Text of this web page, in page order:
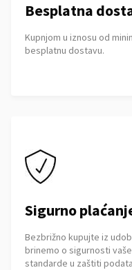
Besplatna
Kupnjom u iznosu od
besplatnu dostavu.
Sigurno
Bezbrižno kupujte iz
brinemo o sigurnosti
standarde u zaštiti